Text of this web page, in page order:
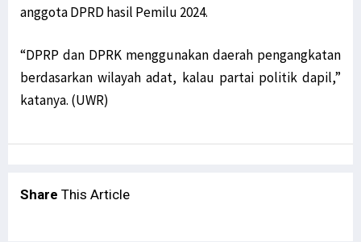
anggota DPRD hasil Pemilu 2024.
“DPRP dan DPRK menggunakan daerah pengangkatan
berdasarkan wilayah adat, kalau partai politik dapil,”
katanya. (UWR)
Share This Article